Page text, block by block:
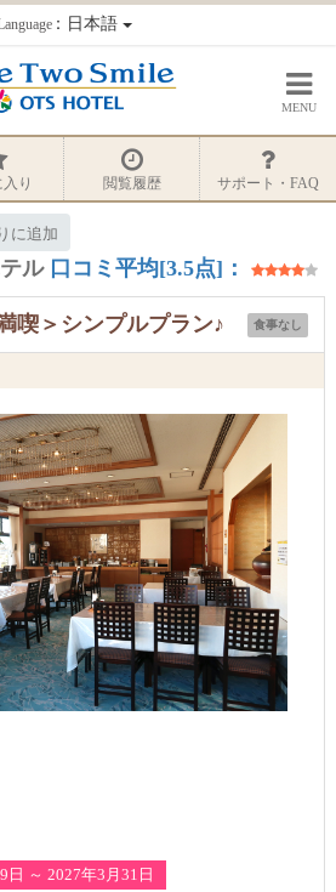
：日本語
MENU
り 閲覧履歴 サポート・FAQ
に追加
ル 口コミ平均[3.5点]：
食事なし
喫＞シンプルプラン♪
日 ～ 2027年3月31日